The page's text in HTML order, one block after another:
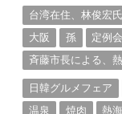
台湾在住、林俊宏
大阪
孫
定例会
斉藤市長による、
日韓グルメフェア
温泉
焼肉 熱海